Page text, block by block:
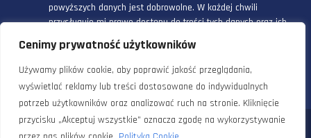
Cenimy prywatność użytkowników
Używamy plików cookie, aby poprawić jakość przeglądania,
wyświetlać reklamy lub treści dostosowane do indywidualnych
potrzeb użytkowników oraz analizować ruch na stronie. Kliknięcie
przycisku „Akceptuj wszystkie” oznacza zgodę na wykorzystywanie
powyższych danych jest dobrowolne. W każdej chwili
przysługuje mi prawo dostępu do treści tych danych oraz ich
poprawienia, a powyższa zgoda może być odwołana w każdym
czasie.
© 2024 Doradztwo Przemysłowo Gospodarcze Staworzyński. Wszelkie